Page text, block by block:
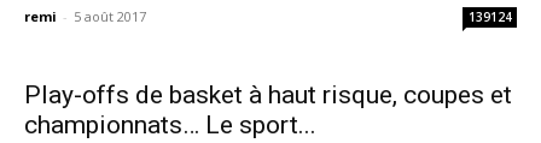
remi - 5 août 2017 139124
Play-offs de basket à haut risque, coupes et
championnats… Le sport...